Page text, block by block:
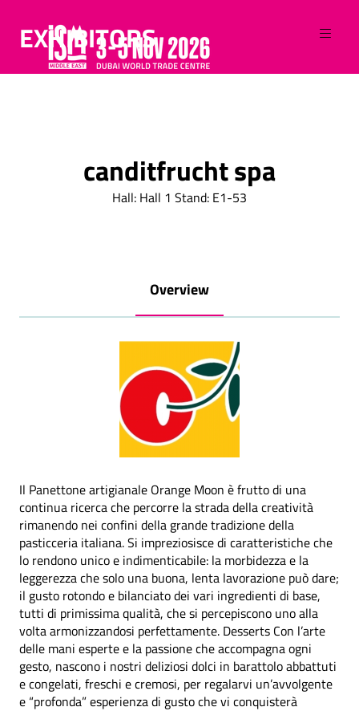
EXHIBITORS
canditfrucht spa
Hall: Hall 1 Stand: E1-53
Overview
Il Panettone artigianale Orange Moon è frutto di una
continua ricerca che percorre la strada della creatività
rimanendo nei confini della grande tradizione della
pasticceria italiana. Si impreziosisce di caratteristiche che
lo rendono unico e indimenticabile: la morbidezza e la
leggerezza che solo una buona, lenta lavorazione può dare;
il gusto rotondo e bilanciato dei vari ingredienti di base,
tutti di primissima qualità, che si percepiscono uno alla
volta armonizzandosi perfettamente. Desserts Con l’arte
delle mani esperte e la passione che accompagna ogni
gesto, nascono i nostri deliziosi dolci in barattolo abbattuti
e congelati, freschi e cremosi, per regalarvi un’avvolgente
e “profonda” esperienza di gusto che vi conquisterà